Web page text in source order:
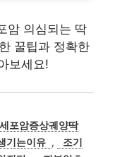
암 의심되는 딱
꿀팁과 정확한
보세요!
포암증상궤양딱
기는이유 ,
조기